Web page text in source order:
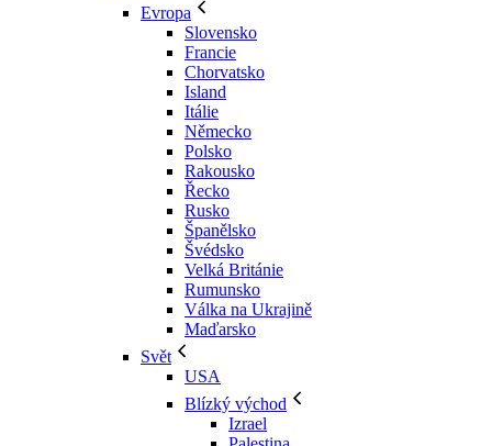
Evropa
Slovensko
Francie
Chorvatsko
Island
Itálie
Německo
Polsko
Rakousko
Řecko
Rusko
Španělsko
Švédsko
Velká Británie
Rumunsko
Válka na Ukrajině
Maďarsko
Svět
USA
Blízký východ
Izrael